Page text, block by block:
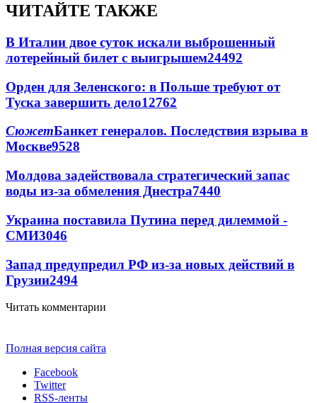
ЧИТАЙТЕ ТАКЖЕ
В Италии двое суток искали выброшенный
лотерейный билет с выигрышем24492
Орден для Зеленского: в Польше требуют от
Туска завершить дело12762
СюжетБанкет генералов. Последствия взрыва в
Москве9528
Молдова задействовала стратегический запас
воды из-за обмеления Днестра7440
Украина поставила Путина перед дилеммой -
СМИ3046
Запад предупредил РФ из-за новых действий в
Грузии2494
Читать комментарии
Полная версия сайта
Facebook
Twitter
RSS-ленты